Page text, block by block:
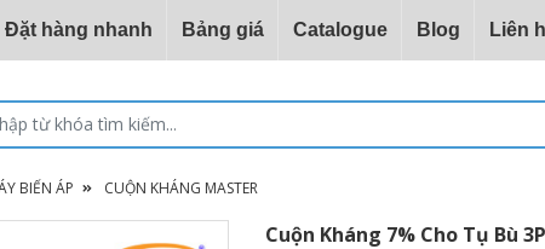
Đặt hàng nhanh Bảng giá Catalogue Blog Liên
BIẾN ÁP CUỘN KHÁNG MASTER
Cuộn Kháng 7% Cho Tụ Bù